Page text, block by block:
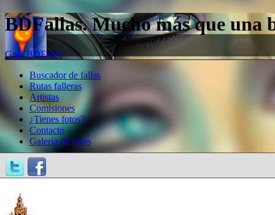
BDFallas. Mucho más que una
Guía BDFallas
Buscador de fallas
Rutas falleras
Artistas
Comisiones
¿Tienes fotos?
Contacto
Galería de fotos